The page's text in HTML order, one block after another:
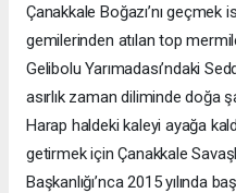
Çanakkale Boğazı’nı
gemilerinden atılan top
Gelibolu Yarımadası’ndaki
asırlık zaman diliminde doğa
Harap haldeki kaleyi ayağa
getirmek için Çanakkale
Başkanlığı’nca 2015 yılında